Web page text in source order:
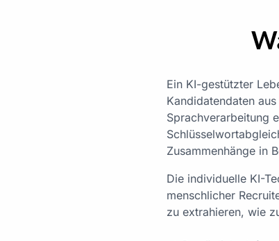
Ein KI-gestützter
Kandidatendaten
Sprachverarbeitung
Zusammenhänge in
Die individuelle KI-
menschlicher
zu extrahieren, wie